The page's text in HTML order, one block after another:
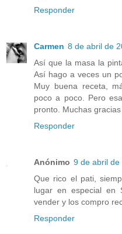
Responder
Carmen 8 de abril de
Así que la masa la
Así hago a veces un
Muy buena receta,
poco a poco. Pero
pronto. Muchas
Responder
Anónimo 9 de abril
Que rico el pati,
lugar en especial en
vender y los compro
Responder